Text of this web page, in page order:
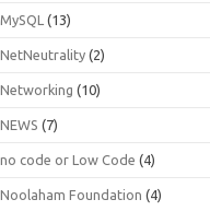
MySQL (13)
NetNeutrality (2)
Networking (10)
NEWS (7)
no code or Low Code (4)
Noolaham Foundation (4)